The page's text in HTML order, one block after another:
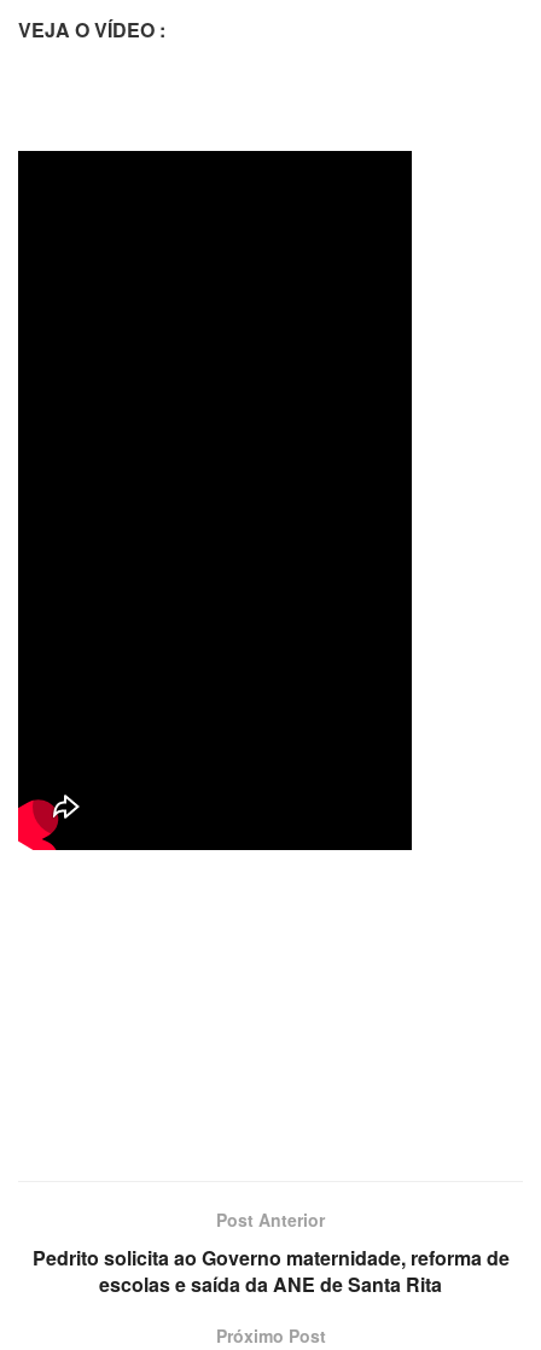
VEJA O VÍDEO :
Post Anterior
Pedrito solicita ao Governo maternidade, reforma de
escolas e saída da ANE de Santa Rita
Próximo Post